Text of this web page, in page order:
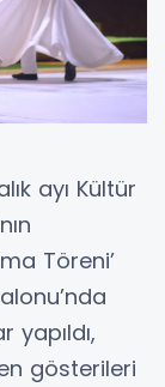
ayı Kültür
Töreni’
gösterileri